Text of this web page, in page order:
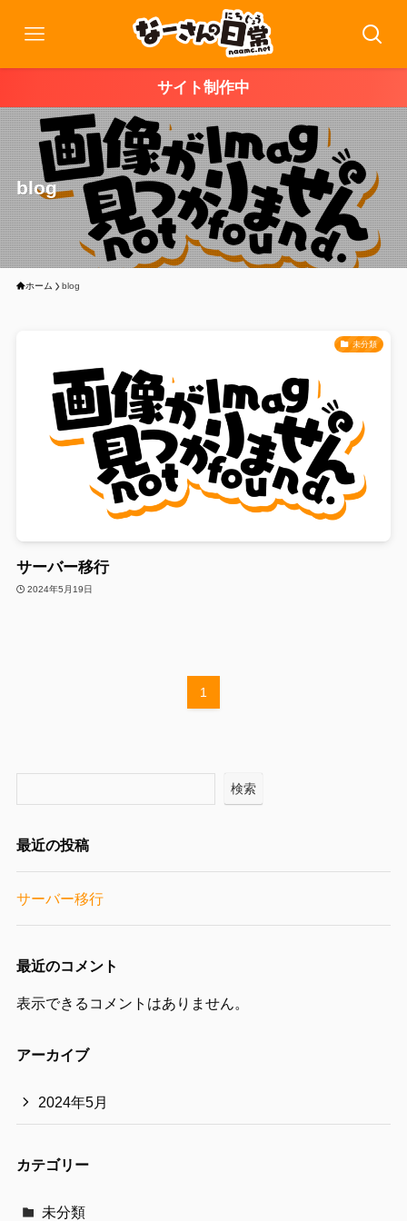
サイト制作中
blog
ホーム blog
未分類
サーバー移行
2024年5月19日
1
検索
最近の投稿
サーバー移行
最近のコメント
表示できるコメントはありません。
アーカイブ
2024年5月
カテゴリー
未分類